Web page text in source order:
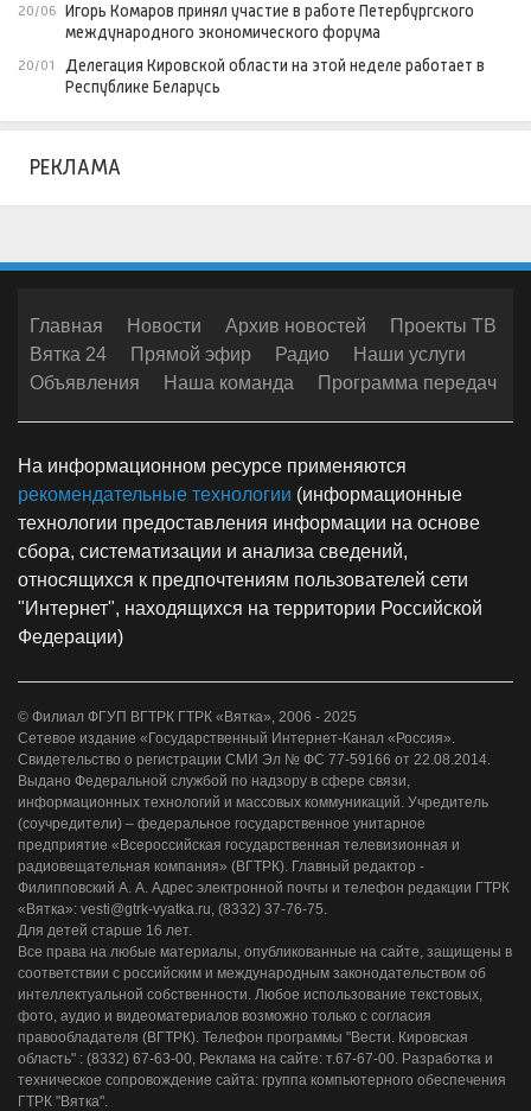
20/06 Игорь Комаров принял участие в работе Петербургского
международного экономического форума
20/01
Делегация Кировской области на этой неделе работает в
Республике Беларусь
РЕКЛАМА
Главная Новости Архив новостей
Проекты ТВ
Вятка 24
Прямой эфир Радио
Наши услуги
Объявления
Наша команда Программа передач
На информационном ресурсе применяются
рекомендательные технологии (информационные
технологии предоставления информации на основе
сбора, систематизации и анализа сведений,
относящихся к предпочтениям пользователей сети
"Интернет", находящихся на территории Российской
Федерации)
© Филиал ФГУП ВГТРК ГТРК «Вятка», 2006 - 2025
Сетевое издание «Государственный Интернет-Канал «Россия».
Свидетельство о регистрации СМИ Эл № ФС 77-59166 от 22.08.2014.
Выдано Федеральной службой по надзору в сфере связи,
информационных технологий и массовых коммуникаций. Учредитель
(соучредители) – федеральное государственное унитарное
предприятие «Всероссийская государственная телевизионная и
радиовещательная компания» (ВГТРК). Главный редактор -
Филипповский А. А. Адрес электронной почты и телефон редакции ГТРК
«Вятка»: vesti@gtrk-vyatka.ru, (8332) 37-76-75.
Для детей старше 16 лет.
Все права на любые материалы, опубликованные на сайте, защищены в
соответствии с российским и международным законодательством об
интеллектуальной собственности. Любое использование текстовых,
фото, аудио и видеоматериалов возможно только с согласия
правообладателя (ВГТРК). Телефон программы "Вести. Кировская
область" : (8332) 67-63-00, Реклама на сайте: т.67-67-00. Разработка и
техническое сопровождение сайта: группа компьютерного обеспечения
ГТРК "Вятка".